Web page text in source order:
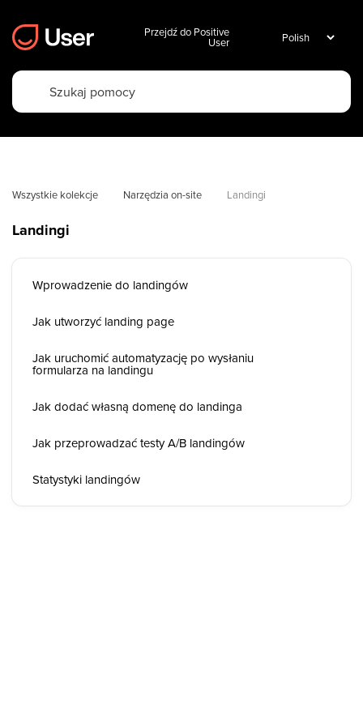
Przejdź do Positive
User
Wszystkie kolekcje Narzędzia on-site Landingi
Landingi
Wprowadzenie do landingów
Jak utworzyć landing page
Jak uruchomić automatyzację po wysłaniu
formularza na landingu
Jak dodać własną domenę do landinga
Jak przeprowadzać testy A/B landingów
Statystyki landingów